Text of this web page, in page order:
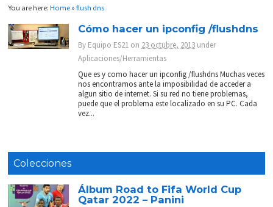
You are here:Home »flush dns
Cómo hacer un ipconfig /flushdns
By Equipo ES21 on 23 octubre, 2013 under
Aplicaciones/Herramientas
Que es y como hacer un ipconfig /flushdns Muchas veces
nos encontramos ante la imposibilidad de acceder a
algun sitio de internet. Si su red no tiene problemas,
puede que el problema este localizado en su PC. Cada
vez...
Colecciones
Álbum Road to Fifa World Cup
Qatar 2022 – Panini